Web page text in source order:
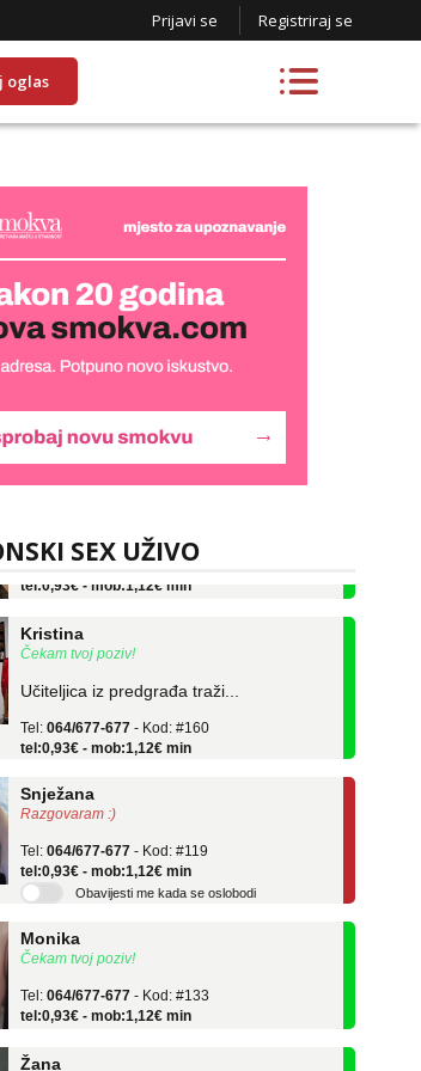
Prijavi se Registriraj se
oglas
SEX UŽIVO
Liliana
Tel:064/677-677 - Kod: #69
tel:0,93€ - mob:1,12€ min
Čekam tvoj poziv!
064/677-677
- Kod: #160
tel:0,93€ - mob:1,12€ min
Razgovaram :)
tel:0,93€ - mob:1,12€ min
Obavijesti me kada se oslobodi
Čekam tvoj poziv!
tel:0,93€ - mob:1,12€ min
Čekam tvoj poziv!